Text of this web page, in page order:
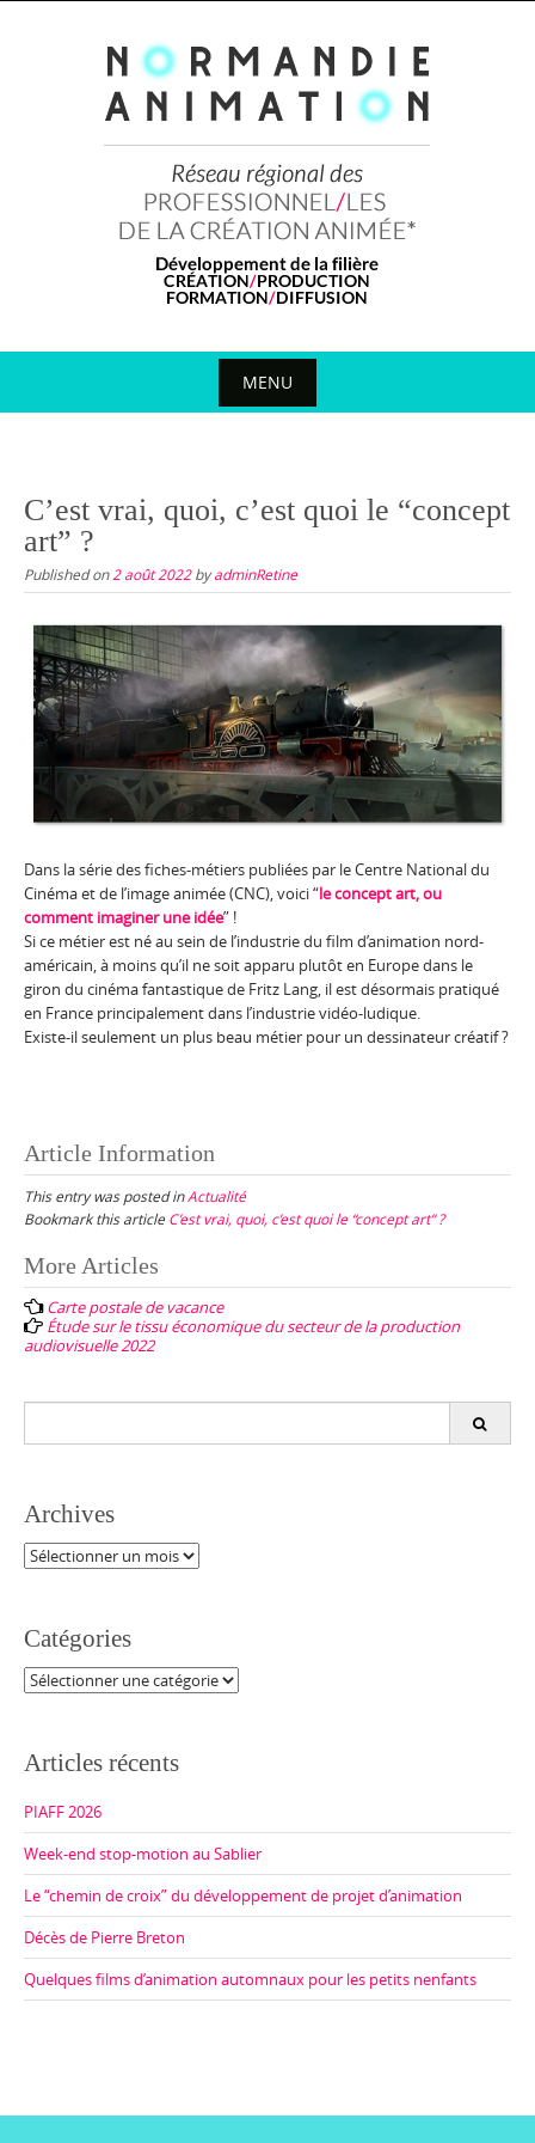
MENU
content
C’est vrai, quoi, c’est quoi le “concept
art” ?
Published on2 août 2022byadminRetine
Dans la série des fiches-métiers publiées par le Centre National du
Cinéma et de l’image animée (CNC), voici “le concept art, ou
comment imaginer une idée” !
Si ce métier est né au sein de l’industrie du film d’animation nord-
américain, à moins qu’il ne soit apparu plutôt en Europe dans le
giron du cinéma fantastique de Fritz Lang, il est désormais pratiqué
en France principalement dans l’industrie vidéo-ludique.
Existe-il seulement un plus beau métier pour un dessinateur créatif ?
Article Information
This entry was posted inActualité
Bookmark this article C’est vrai, quoi, c’est quoi le “concept art” ?
Post
navigation
More Articles
Carte postale de vacance
Étude sur le tissu économique du secteur de la production
audiovisuelle 2022
Archives
Archives
Catégories
Catégories
Articles récents
PIAFF 2026
Week-end stop-motion au Sablier
Le “chemin de croix” du développement de projet d’animation
Décès de Pierre Breton
Quelques films d’animation automnaux pour les petits nenfants